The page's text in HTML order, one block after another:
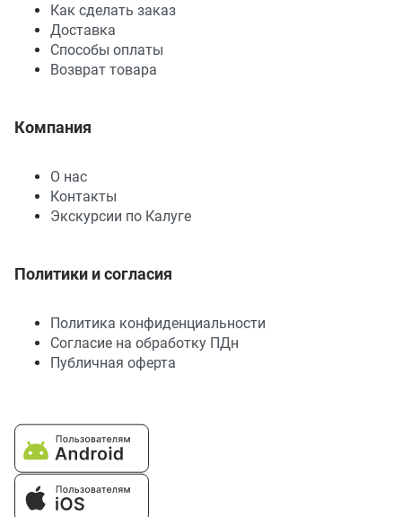
Как сделать заказ
Доставка
Способы оплаты
Возврат товара
Компания
О нас
Контакты
Экскурсии по Калуге
Политики и согласия
Политика конфиденциальности
Согласие на обработку ПДн
Публичная оферта